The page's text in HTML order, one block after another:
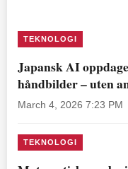
TEKNOLOGI
Japansk AI
håndbilder – uten
March 4, 2026 7:23 PM
TEKNOLOGI